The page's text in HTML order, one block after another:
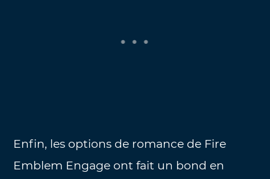
Enfin, les options de romance de Fire
Emblem Engage ont fait un bond en